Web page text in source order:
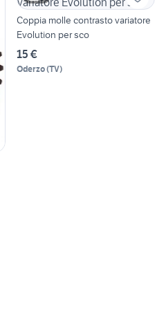
Coppia molle contrasto variatore
Evolution per sco
15 €
Oderzo(TV)